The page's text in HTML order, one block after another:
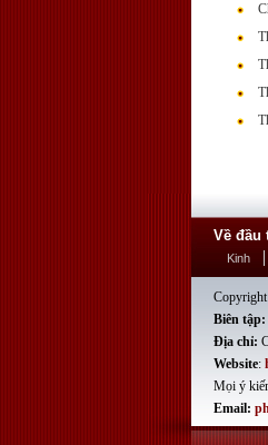
Về đầu
Kinh
Biên tập:
Địa chỉ:
Website:
Mọi ý
Email: